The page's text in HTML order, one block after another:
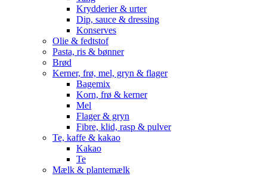
Krydderier & urter
Dip, sauce & dressing
Konserves
Olie & fedtstof
Pasta, ris & bønner
Brød
Kerner, frø, mel, gryn & flager
Bagemix
Korn, frø & kerner
Mel
Flager & gryn
Fibre, klid, rasp & pulver
Te, kaffe & kakao
Kakao
Te
Mælk & plantemælk